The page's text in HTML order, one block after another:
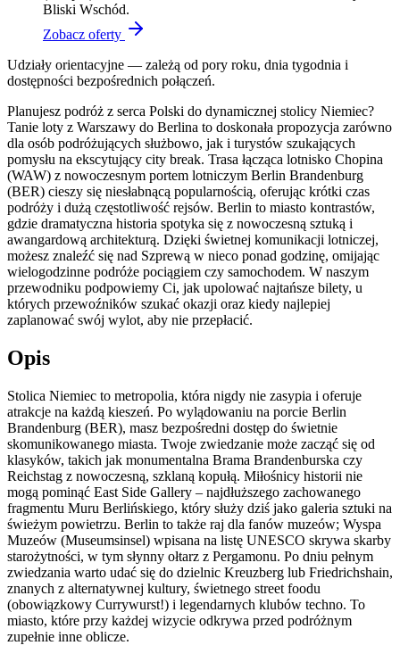
Bliski Wschód.
Zobacz oferty
Udziały orientacyjne — zależą od pory roku, dnia tygodnia i
dostępności bezpośrednich połączeń.
Planujesz podróż z serca Polski do dynamicznej stolicy Niemiec?
Tanie loty z Warszawy do Berlina to doskonała propozycja zarówno
dla osób podróżujących służbowo, jak i turystów szukających
pomysłu na ekscytujący city break. Trasa łącząca lotnisko Chopina
(WAW) z nowoczesnym portem lotniczym Berlin Brandenburg
(BER) cieszy się niesłabnącą popularnością, oferując krótki czas
podróży i dużą częstotliwość rejsów. Berlin to miasto kontrastów,
gdzie dramatyczna historia spotyka się z nowoczesną sztuką i
awangardową architekturą. Dzięki świetnej komunikacji lotniczej,
możesz znaleźć się nad Szprewą w nieco ponad godzinę, omijając
wielogodzinne podróże pociągiem czy samochodem. W naszym
przewodniku podpowiemy Ci, jak upolować najtańsze bilety, u
których przewoźników szukać okazji oraz kiedy najlepiej
zaplanować swój wylot, aby nie przepłacić.
Opis
Stolica Niemiec to metropolia, która nigdy nie zasypia i oferuje
atrakcje na każdą kieszeń. Po wylądowaniu na porcie Berlin
Brandenburg (BER), masz bezpośredni dostęp do świetnie
skomunikowanego miasta. Twoje zwiedzanie może zacząć się od
klasyków, takich jak monumentalna Brama Brandenburska czy
Reichstag z nowoczesną, szklaną kopułą. Miłośnicy historii nie
mogą pominąć East Side Gallery – najdłuższego zachowanego
fragmentu Muru Berlińskiego, który służy dziś jako galeria sztuki na
świeżym powietrzu. Berlin to także raj dla fanów muzeów; Wyspa
Muzeów (Museumsinsel) wpisana na listę UNESCO skrywa skarby
starożytności, w tym słynny ołtarz z Pergamonu. Po dniu pełnym
zwiedzania warto udać się do dzielnic Kreuzberg lub Friedrichshain,
znanych z alternatywnej kultury, świetnego street foodu
(obowiązkowy Currywurst!) i legendarnych klubów techno. To
miasto, które przy każdej wizycie odkrywa przed podróżnym
zupełnie inne oblicze.